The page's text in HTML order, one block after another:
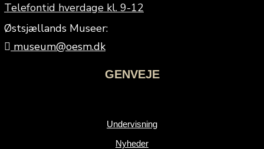
Telefontid hverdage kl. 9-12
Østsjællands Museer:
museum@oesm.dk
GENVEJE
Undervisning
Nyheder